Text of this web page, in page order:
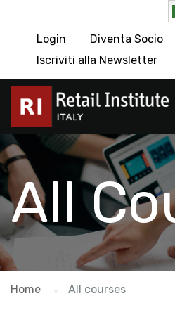
Login
Diventa Socio
Iscriviti alla Newsletter
All
Home All courses